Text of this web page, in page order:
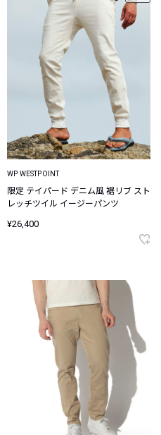
WP WESTPOINT
限定 テイパード デニム風 裾リブ スト
レッチツイル イージーパンツ
¥26,400